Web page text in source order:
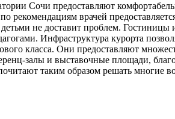
Сочи предоставляют
рекомендациям врачей
не доставит проблем. Гостиницы
Инфраструктура курорта
класса. Они предоставляют
залы и выставочные площади,
таким образом решать многие